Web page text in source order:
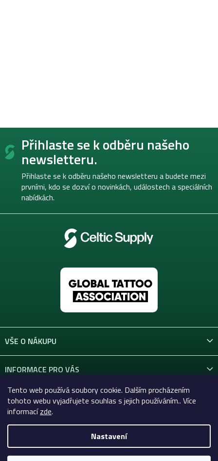
Tento web používá soubory cookie. Dalším procházením
tohoto webu vyjadřujete souhlas s jejich používáním.. Více
informacízde.
Nastavení
Z
Přihlaste se k odběru našeho
newsletteru.
Přihlaste se k odběru našeho newsletteru a budete mezi
prvními, kdo se dozví o novinkách, událostech a speciálních
nabídkách.
VŠE O NÁKUPU
INFORMACE PRO VÁS
KONTAKT
Copyright 2026Celtic-Supply.cz | Vše pro tetování a